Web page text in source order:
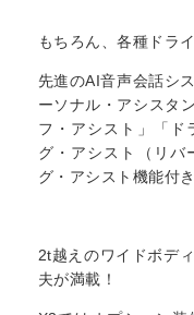
もちろん、各種ドラ
先進のAI音声会話シ
ーソナル・アシスタ
フ・アシスト」「ド
グ・アシスト（リバ
グ・アシスト機能付
2t越えのワイドボデ
夫が満載！